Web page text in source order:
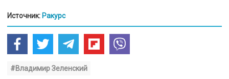
Источник: Ракурс
#Владимир Зеленский